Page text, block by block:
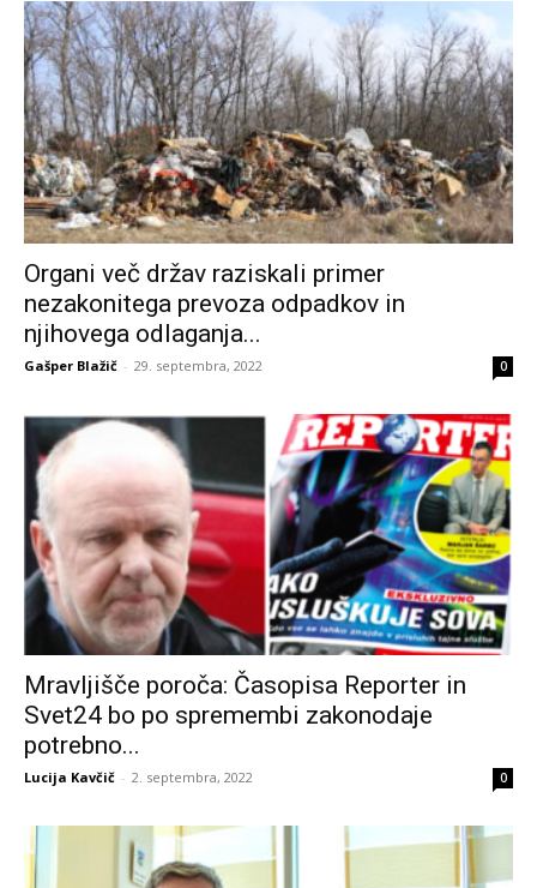
Organi več držav raziskali primer
nezakonitega prevoza odpadkov in
njihovega odlaganja...
Gašper Blažič - 29. septembra, 2022 0
Mravljišče poroča: Časopisa Reporter in
Svet24 bo po spremembi zakonodaje
potrebno...
Lucija Kavčič - 2. septembra, 2022 0